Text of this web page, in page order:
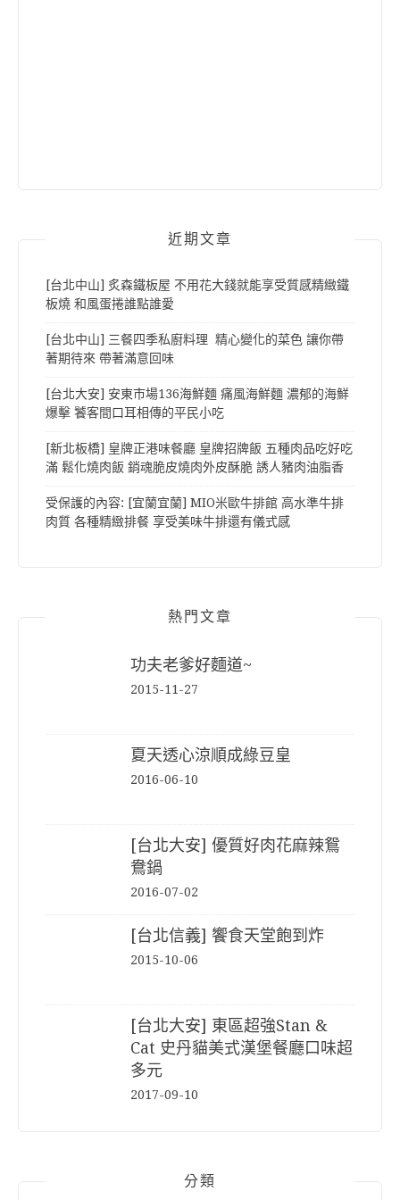
近期文章
[台北中山] 炙森鐵板屋 不用花大錢就能享受質感精緻鐵
板燒 和風蛋捲誰點誰愛
[台北中山] 三餐四季私廚料理 精心變化的菜色 讓你帶
著期待來 帶著滿意回味
[台北大安] 安東市場136海鮮麵 痛風海鮮麵 濃郁的海鮮
爆擊 饕客間口耳相傳的平民小吃
[新北板橋] 皇牌正港味餐廳 皇牌招牌飯 五種肉品吃好吃
滿 鬆化燒肉飯 銷魂脆皮燒肉外皮酥脆 誘人豬肉油脂香
受保護的內容: [宜蘭宜蘭] MIO米歐牛排館 高水準牛排
肉質 各種精緻排餐 享受美味牛排還有儀式感
熱門文章
功夫老爹好麵道~
2015-11-27
夏天透心涼順成綠豆皇
2016-06-10
[台北大安] 優質好肉花麻辣鴛
鴦鍋
2016-07-02
[台北信義] 饗食天堂飽到炸
2015-10-06
[台北大安] 東區超強Stan &
Cat 史丹貓美式漢堡餐廳口味超
多元
2017-09-10
分類